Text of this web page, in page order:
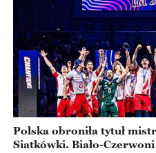
Polska obroniła tytuł
Siatkówki. Biało-